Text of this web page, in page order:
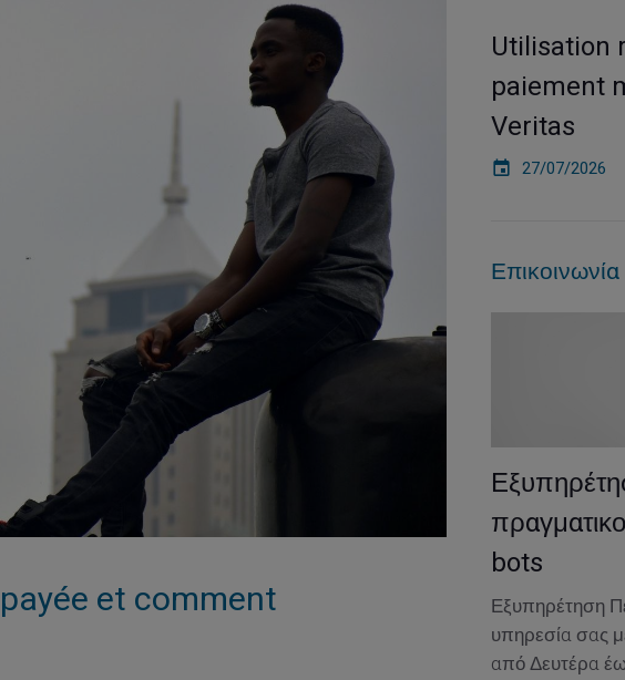
et comment
Utilisation
paiement
Veritas
27/07/2026
Επικοινωνία
bots
Εξυπηρέτηση
υπηρεσία σας
από Δευτέρα